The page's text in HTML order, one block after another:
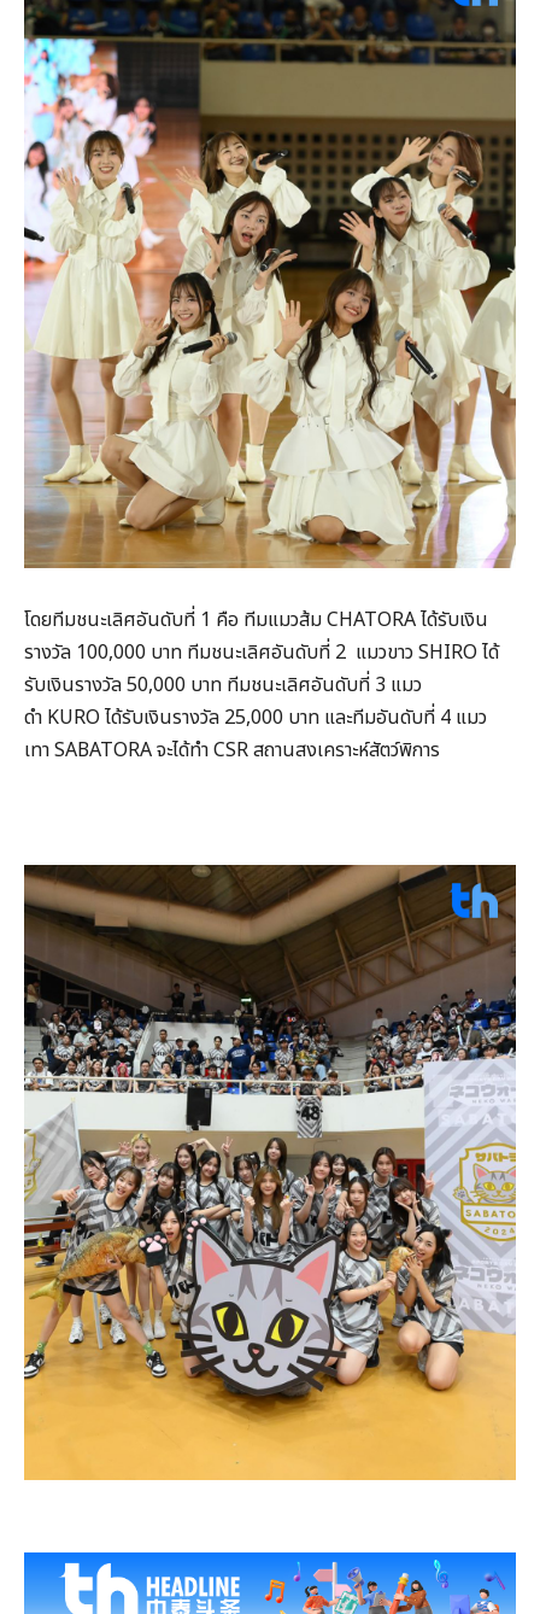
โดยทีมชนะเลิศอันดับที่ 1 คือ ทีมแมวส้ม CHATORA ได้รับเงิน
รางวัล 100,000 บาท ทีมชนะเลิศอันดับที่ 2 แมวขาว SHIRO ได้
รับเงินรางวัล 50,000 บาท ทีมชนะเลิศอันดับที่ 3 แมว
ดำ KURO ได้รับเงินรางวัล 25,000 บาท และทีมอันดับที่ 4 แมว
เทา SABATORA จะได้ทำ CSR สถานสงเคราะห์สัตว์พิการ